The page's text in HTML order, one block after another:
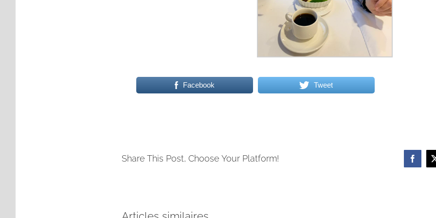
Facebook Tweet
Share This Post, Choose Your Platform!